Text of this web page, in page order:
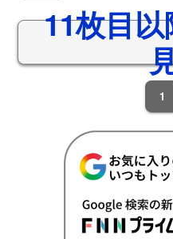
11枚目
1